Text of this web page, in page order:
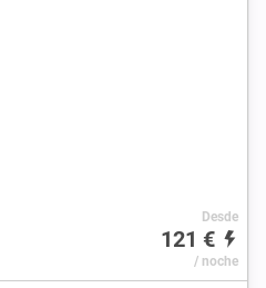
Desde
121 €
/ noche